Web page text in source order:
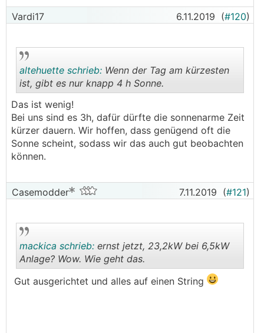
Vardi17 6.11.2019 (#120)
..
altehuette schrieb: Wenn der Tag am kürzesten
ist, gibt es nur knapp 4 h Sonne.
Das ist wenig!
Bei uns sind es 3h, dafür dürfte die sonnenarme Zeit
kürzer dauern. Wir hoffen, dass genügend oft die
Sonne scheint, sodass wir das auch gut beobachten
können.
Casemodder 7.11.2019 (#121)
mackica schrieb: ernst jetzt, 23,2kW bei 6,5kW
Anlage? Wow. Wie geht das.
Gut ausgerichtet und alles auf einen String